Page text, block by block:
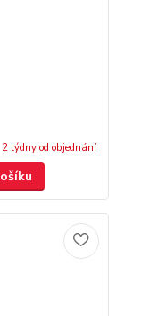
2 týdny od objednání